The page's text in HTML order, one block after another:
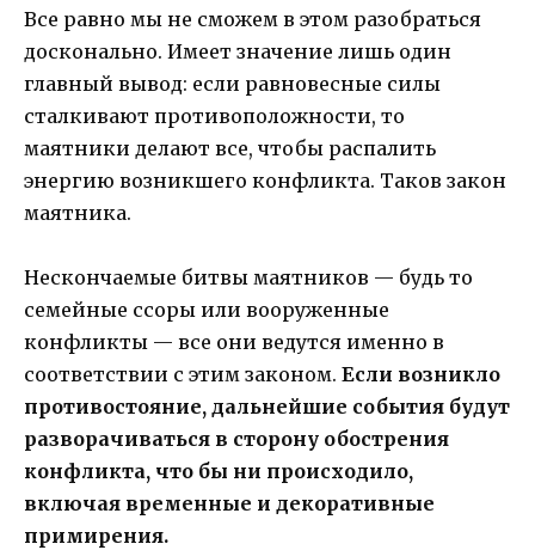
Все равно мы не сможем в этом разобраться
досконально. Имеет значение лишь один
главный вывод: если равновесные силы
сталкивают противоположности, то
маятники делают все, чтобы распалить
энергию возникшего конфликта. Таков закон
маятника.
Нескончаемые битвы маятников — будь то
семейные ссоры или вооруженные
конфликты — все они ведутся именно в
соответствии с этим законом. Если возникло
противостояние, дальнейшие события будут
разворачиваться в сторону обострения
конфликта, что бы ни происходило,
включая временные и декоративные
примирения.